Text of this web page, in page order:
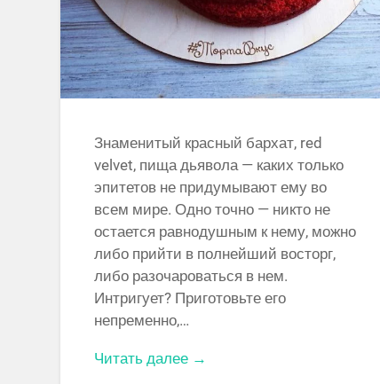
Знаменитый красный бархат, red
velvet, пища дьявола — каких только
эпитетов не придумывают ему во
всем мире. Одно точно — никто не
остается равнодушным к нему, можно
либо прийти в полнейший восторг,
либо разочароваться в нем.
Интригует? Приготовьте его
непременно,…
Читать далее →